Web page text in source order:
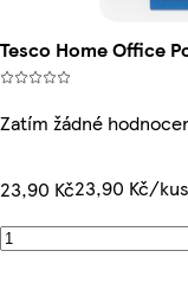
Tesco Home Office
Zatím žádné
23,90 Kč23,90 Kč/kus